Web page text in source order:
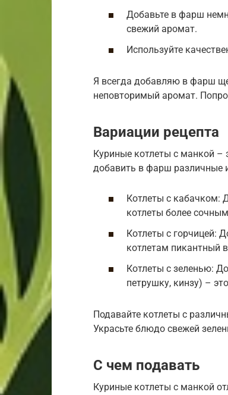
Добавьте в фарш
свежий аромат.
Используйте
Я всегда добавляю в фарш
неповторимый аромат.
Вариации рецепта
Куриные котлеты с манкой –
добавить в фарш различные
Котлеты с кабачком:
котлеты более
Котлеты с горчицей:
котлетам пикантный
Котлеты с зеленью:
петрушку, кинзу) –
Подавайте котлеты с
Украсьте блюдо свежей
С чем подавать
Куриные котлеты с манкой